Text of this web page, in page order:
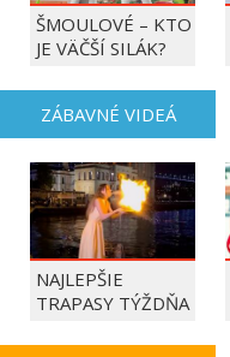
ŠMOULOVÉ – KTO
JE VÄČŠÍ SILÁK?
ZÁBAVNÉ VIDEÁ
NAJLEPŠIE
TRAPASY TÝŽDŇA